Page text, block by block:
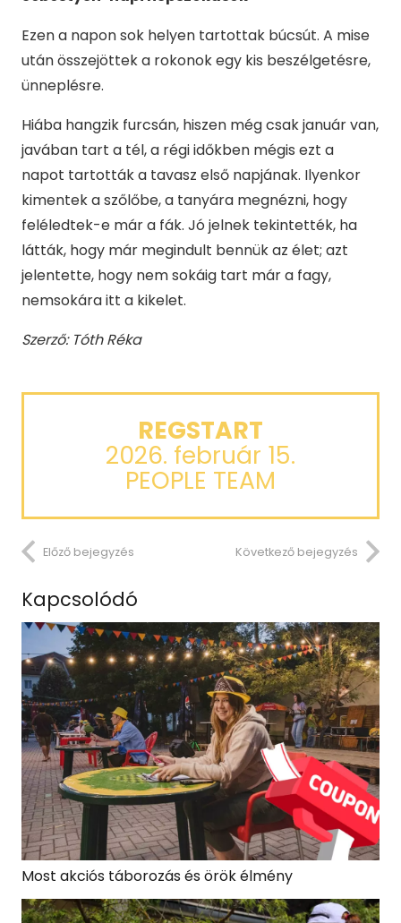
Ezen a napon sok helyen tartottak búcsút. A mise
után összejöttek a rokonok egy kis beszélgetésre,
ünneplésre.
Hiába hangzik furcsán, hiszen még csak január van,
javában tart a tél, a régi időkben mégis ezt a
napot tartották a tavasz első napjának. Ilyenkor
kimentek a szőlőbe, a tanyára megnézni, hogy
feléledtek-e már a fák. Jó jelnek tekintették, ha
látták, hogy már megindult bennük az élet; azt
jelentette, hogy nem sokáig tart már a fagy,
nemsokára itt a kikelet.
Szerző: Tóth Réka
REGSTART
2026. február 15.
PEOPLE TEAM
Előző bejegyzés Következő bejegyzés
Kapcsolódó
Most akciós táborozás és örök élmény